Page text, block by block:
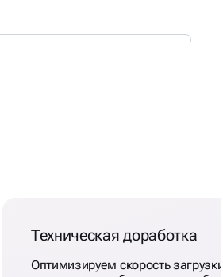
Техническая доработка
Оптимизируем скорость